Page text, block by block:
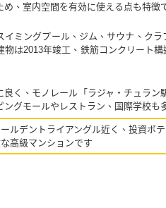
め、室内空間を有効に使える点も特徴
イミングプール、ジム、サウナ、ク
物は2013年竣工、鉄筋コンクリート
良く、モノレール「ラジャ・チュラ
ングモールやレストラン、国際学校も
ールデントライアングル近く、投資ポ
高級マンションです